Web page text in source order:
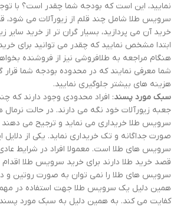
نمایید، این است که بودجه شما چقدر است؟ با
سرویس طلا شامل چند قلم از زیورآلات می شود،
خرید آن می پردازید، بسیار گران تر از خرید سایر
ابتدا مشخص نمایید که چقدر می توانید برای
هنگام مراجعه به طلافروشی نیز از فروشنده
شما معرفی نمایند که در محدوده بودجه شما قرار
هزینه های بیشتر جلوگیری نمایید.
سبک مورد پسند: افراد محدودی وجود دارند که
جعبه زیورآلات خود نگه می دارند. در حالت نرمال
سرویس طلا خریداری می نماید و ترجیح می دهند
صورت جداگانه و تک خریداری نماید. یکی از دلایل
سرویس های طلا است. معمولا افراد در شرایط
قصد خرید طلا دارند برای خرید سرویس طلا
سرویس های طلا را نمی توان به صورت روتین و
همین دلیل یک سرویس طلا جهت استفاده در
کفایت می کند. به همین دلیل به سبک مورد